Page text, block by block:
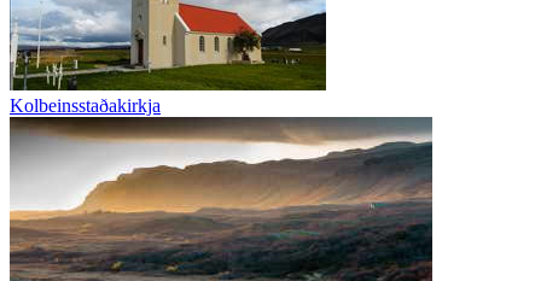
Kolbeinsstaðakirkja